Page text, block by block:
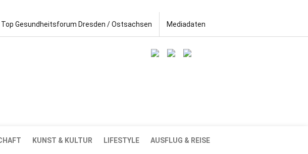
Top Gesundheitsforum Dresden / Ostsachsen Mediadaten
KUNST & KULTUR LIFESTYLE AUSFLUG & REISE